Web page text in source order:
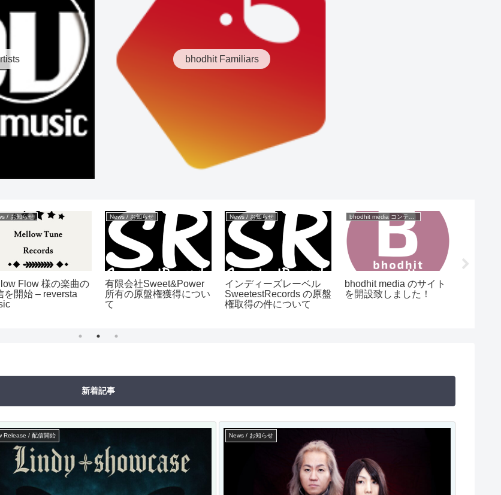
bhodhit Familiars
/ お知らせ
Flow 様の楽曲の
を開始 – reversta
News / お知らせ
有限会社Sweet&Power
所有の原盤権獲得につい
て
News / お知らせ
インディーズレーベル
SweetestRecords の原盤
権取得の件について
bhodhit media のサイト
を開設致しました！
新着記事
Release / 配信開始 News / お知らせ